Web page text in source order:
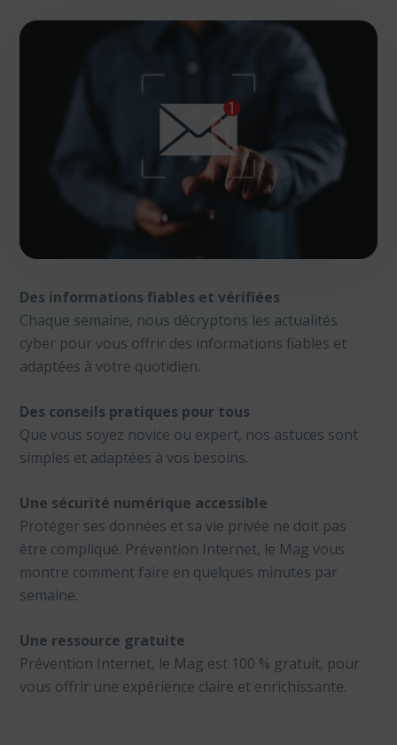
Des informations fiables et vérifiées
Chaque semaine, nous décryptons les actualités
cyber pour vous offrir des informations fiables et
adaptées à votre quotidien.
Des conseils pratiques pour tous
Que vous soyez novice ou expert, nos astuces sont
simples et adaptées à vos besoins.
Une sécurité numérique accessible
Protéger ses données et sa vie privée ne doit pas
être compliqué. Prévention Internet, le Mag vous
montre comment faire en quelques minutes par
semaine.
Une ressource gratuite
Prévention Internet, le Mag est 100 % gratuit, pour
vous offrir une expérience claire et enrichissante.